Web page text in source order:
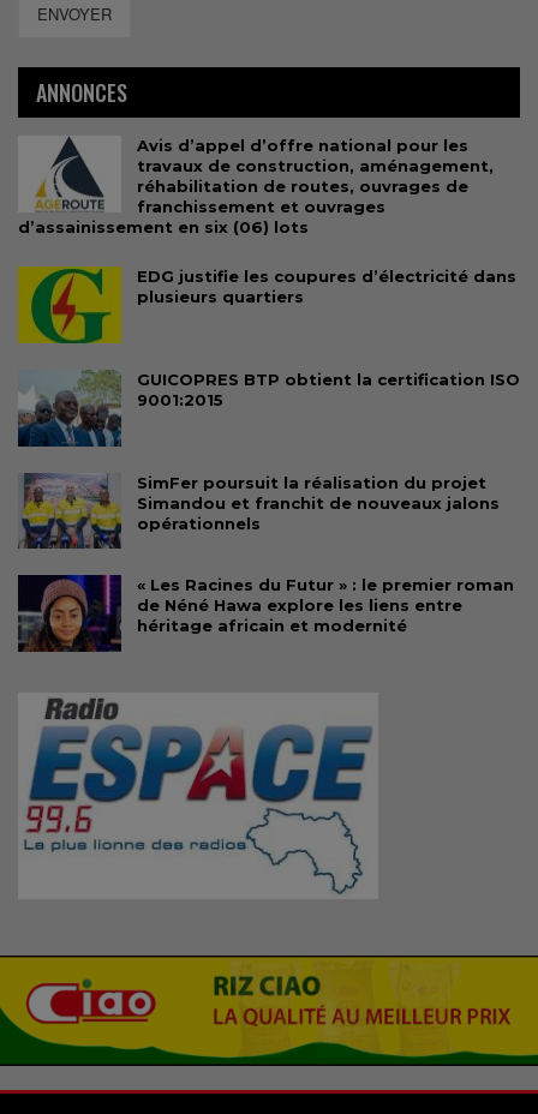
ENVOYER
ANNONCES
Avis d’appel d’offre national pour les
travaux de construction, aménagement,
réhabilitation de routes, ouvrages de
franchissement et ouvrages
d’assainissement en six (06) lots
EDG justifie les coupures d’électricité dans
plusieurs quartiers
GUICOPRES BTP obtient la certification ISO
9001:2015
SimFer poursuit la réalisation du projet
Simandou et franchit de nouveaux jalons
opérationnels
« Les Racines du Futur » : le premier roman
de Néné Hawa explore les liens entre
héritage africain et modernité